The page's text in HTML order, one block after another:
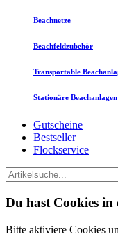
Beachnetze
Beachfeldzubehör
Transportable
Stationäre Beachanlagen
Gutscheine
Bestseller
Flockservice
Du hast Cookies
Bitte aktiviere Cookies